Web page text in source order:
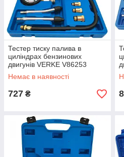
Тестер тиску палива в
циліндрах бензинових
двигунів VERKE V86253
Немає в наявності
727 ₴